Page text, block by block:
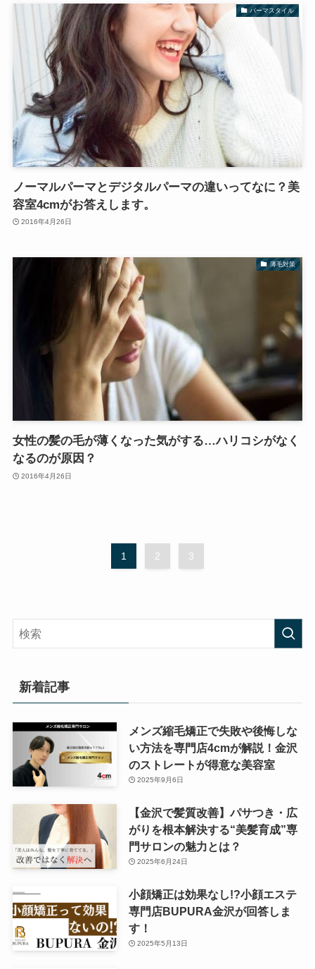
パーマスタイル
ノーマルパーマとデジタルパーマの違いってなに？美
容室4cmがお答えします。
2016年4月26日
薄毛対策
女性の髪の毛が薄くなった気がする…ハリコシがなく
なるのが原因？
2016年4月26日
1 2 3
新着記事
メンズ縮毛矯正で失敗や後悔しな
い方法を専門店4cmが解説！金沢
のストレートが得意な美容室
2025年9月6日
【金沢で髪質改善】パサつき・広
がりを根本解決する“美髪育成”専
門サロンの魅力とは？
2025年6月24日
小顔矯正は効果なし!?小顔エステ
専門店BUPURA金沢が回答しま
す！
2025年5月13日